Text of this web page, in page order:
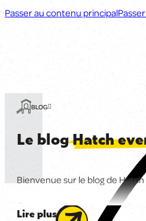
Passer au contenu principal
BLOG
Le blogHatch
Bienvenue sur le blog de
Que vous soyez en quête
Lire plus